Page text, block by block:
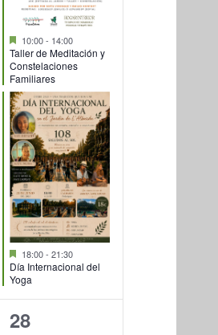
Destacado
10:00- 14:00
Taller de Meditación y
Constelaciones
Familiares
Destacado
18:00- 21:30
Día Internacional del
Yoga
0
28